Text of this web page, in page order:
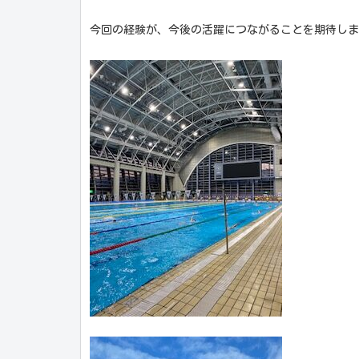
今回の経験が、今後の活躍につながることを期待し